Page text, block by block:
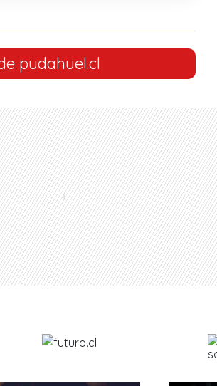
pudahuel.cl